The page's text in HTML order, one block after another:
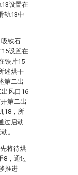
设置在
轨13中
铁石
设置在
铁片15
述烘干
第二出
风口16
第二出
18，所
过启动
。
将待烘
8，通过
推进